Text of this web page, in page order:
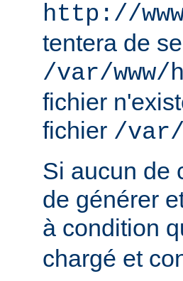
http://
tentera de
/var/
fichier
fichier /var/
Si aucun de
de générer
à condition
chargé et